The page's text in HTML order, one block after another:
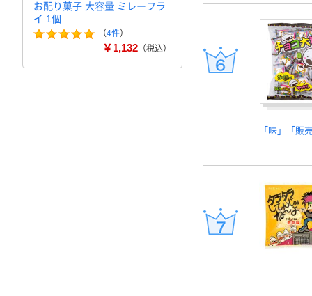
「味」「販
お配り菓子 大容量 ミレーフラ
イ 1個
（4件）
￥1,132 （税込）